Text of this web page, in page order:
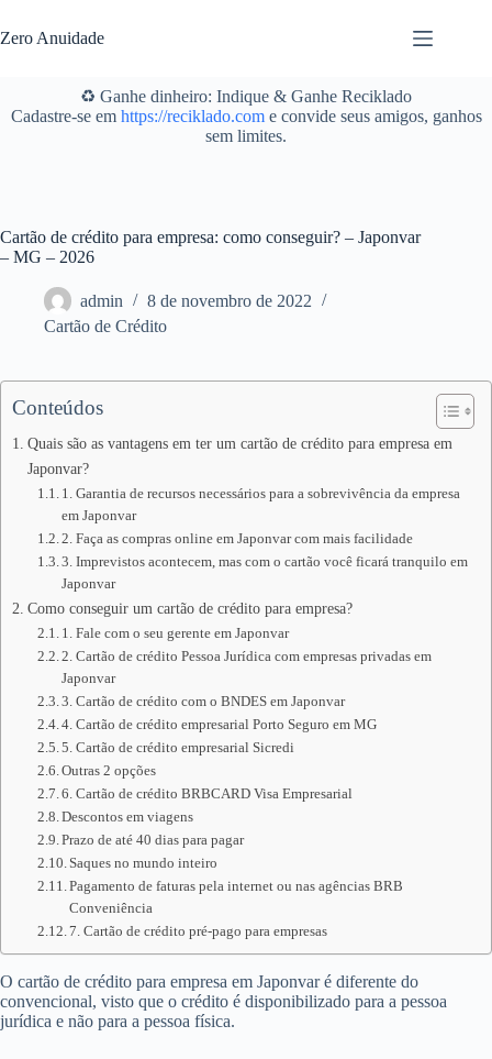
para
o
Zero Anuidade
♻️ Ganhe dinheiro: Indique & Ganhe Reciklado
Cadastre-se em https://reciklado.come convide seus amigos, ganhos
sem limites.
Cartão de crédito para empresa: como conseguir? – Japonvar
– MG – 2026
admin
8 de novembro de 2022
Cartão de Crédito
Conteúdos
Quais são as vantagens em ter um cartão de crédito para empresa em
Japonvar?
1. Garantia de recursos necessários para a sobrevivência da empresa
em Japonvar
2. Faça as compras online em Japonvar com mais facilidade
3. Imprevistos acontecem, mas com o cartão você ficará tranquilo em
Japonvar
Como conseguir um cartão de crédito para empresa?
1. Fale com o seu gerente em Japonvar
2. Cartão de crédito Pessoa Jurídica com empresas privadas em
Japonvar
3. Cartão de crédito com o BNDES em Japonvar
4. Cartão de crédito empresarial Porto Seguro em MG
5. Cartão de crédito empresarial Sicredi
Outras 2 opções
6. Cartão de crédito BRBCARD Visa Empresarial
Descontos em viagens
Prazo de até 40 dias para pagar
Saques no mundo inteiro
Pagamento de faturas pela internet ou nas agências BRB
Conveniência
7. Cartão de crédito pré-pago para empresas
O cartão de crédito para empresa em Japonvar é diferente do
convencional, visto que o crédito é disponibilizado para a pessoa
jurídica e não para a pessoa física.